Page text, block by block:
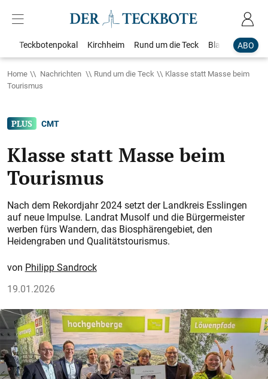
ABO
Teckbotenpokal Kirchheim Rund um die Teck Blaulicht
Home Nachrichten Rund um die Teck
Klasse statt Masse beim
Tourismus
CMT
Klasse statt Masse beim
Tourismus
Nach dem Rekordjahr 2024 setzt der Landkreis Esslingen
auf neue Impulse. Landrat Musolf und die Bürgermeister
werben fürs Wandern, das Biosphärengebiet, den
Heidengraben und Qualitätstourismus.
Philipp Sandrock
19.01.2026